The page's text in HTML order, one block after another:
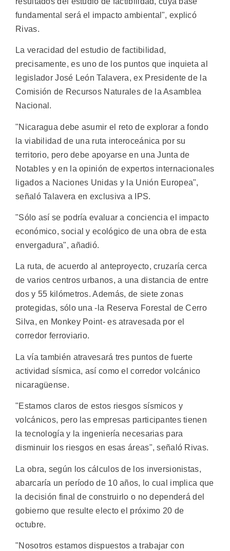
fundamental será el impacto ambiental", explicó
Rivas.
La veracidad del estudio de factibilidad,
precisamente, es uno de los puntos que inquieta al
legislador José León Talavera, ex Presidente de la
Comisión de Recursos Naturales de la Asamblea
Nacional.
"Nicaragua debe asumir el reto de explorar a fondo
la viabilidad de una ruta interoceánica por su
territorio, pero debe apoyarse en una Junta de
Notables y en la opinión de expertos internacionales
ligados a Naciones Unidas y la Unión Europea",
señaló Talavera en exclusiva a IPS.
"Sólo así se podría evaluar a conciencia el impacto
económico, social y ecológico de una obra de esta
envergadura", añadió.
La ruta, de acuerdo al anteproyecto, cruzaría cerca
de varios centros urbanos, a una distancia de entre
dos y 55 kilómetros. Además, de siete zonas
protegidas, sólo una -la Reserva Forestal de Cerro
Silva, en Monkey Point- es atravesada por el
corredor ferroviario.
La vía también atravesará tres puntos de fuerte
actividad sísmica, así como el corredor volcánico
nicaragüense.
"Estamos claros de estos riesgos sísmicos y
volcánicos, pero las empresas participantes tienen
la tecnología y la ingeniería necesarias para
disminuir los riesgos en esas áreas", señaló Rivas.
La obra, según los cálculos de los inversionistas,
abarcaría un período de 10 años, lo cual implica que
la decisión final de construirlo o no dependerá del
gobierno que resulte electo el próximo 20 de
octubre.
"Nosotros estamos dispuestos a trabajar con